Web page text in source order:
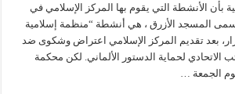
بأن الأنشطة التي يقوم بها المركز الإسلامي في
المسجد الأزرق ، هي أنشطة “منظمة إسلامية
بعد تقديم المركز الإسلامي اعتراض وشكوى ضد
الاتحادي لحماية الدستور الألماني. لكن محكمة
الجمعة …